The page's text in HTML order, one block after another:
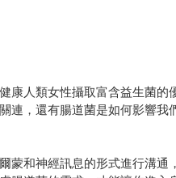
人類女性攝取富含益生菌
，還有腸道菌是如何影響我
蒙和神經訊息的形式進行溝